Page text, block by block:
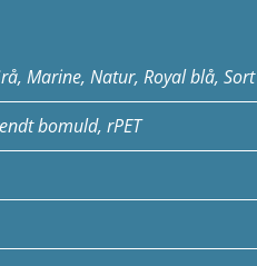
Marine, Natur, Royal blå, Sort
bomuld, rPET